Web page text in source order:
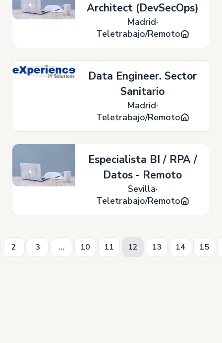
Architect (DevSecOps)
Madrid
Teletrabajo/Remoto
Data Engineer. Sector
Sanitario
Madrid
Teletrabajo/Remoto
Especialista BI / RPA /
Datos - Remoto
Sevilla
Teletrabajo/Remoto
2 3 ... 10 11 12 13 14 15